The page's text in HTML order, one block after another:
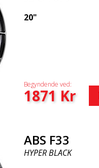
20"
Begyndende ved:
1871 Kr
ABS F33
HYPER BLACK